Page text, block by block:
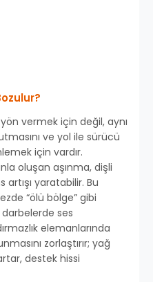
vermek için değil, aynı
ve yol ile sürücü
için vardır.
oluşan aşınma, dişli
yaratabilir. Bu
“ölü bölge” gibi
ses
elemanlarında
zorlaştırır; yağ
destek hissi